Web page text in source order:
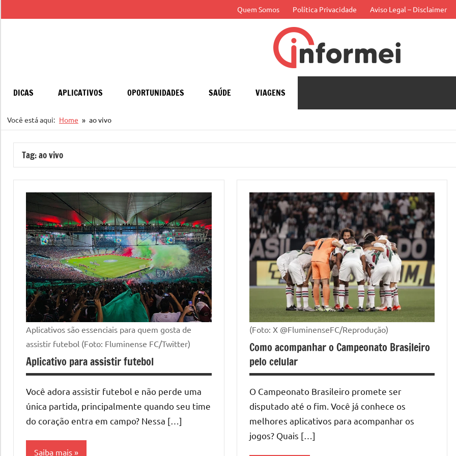
para
Quem Somos Política Privacidade Aviso Legal – Disclaimer
DICAS APLICATIVOS OPORTUNIDADES SAÚDE VIAGENS
Você está aqui: Home ao vivo
Tag:ao vivo
Aplicativos são essenciais para quem gosta de
assistir futebol (Foto: Fluminense FC/Twitter)
Aplicativo para assistir futebol
Você adora assistir futebol e não perde uma
única partida, principalmente quando seu time
do coração entra em campo? Nessa […]
Saiba mais
(Foto: X @FluminenseFC/Reprodução)
Como acompanhar o Campeonato Brasileiro
pelo celular
O Campeonato Brasileiro promete ser
disputado até o fim. Você já conhece os
melhores aplicativos para acompanhar os
jogos? Quais […]